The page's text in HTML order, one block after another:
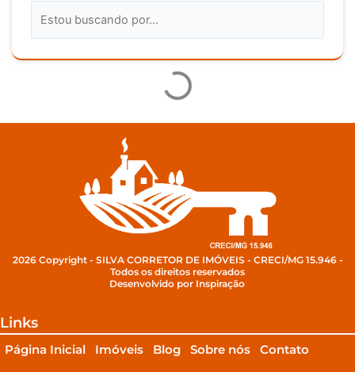
2026 Copyright - SILVA CORRETOR DE IMÓVEIS - CRECI/MG 15.946 -
Todos os direitos reservados
Desenvolvido por Inspiração
Links
Página Inicial Imóveis Blog Sobre nós Contato